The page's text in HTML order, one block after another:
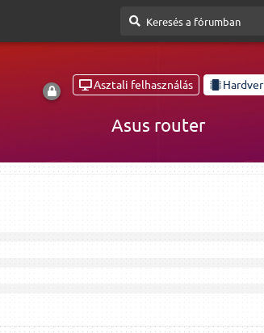
Asztali felhasználás Hardver
Asus router